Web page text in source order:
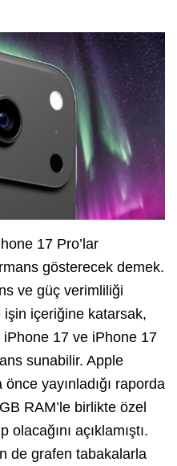
17 Pro’lar
gösterecek demek.
ve güç verimliliği
içeriğine katarsak,
iPhone 17 ve iPhone 17
sunabilir. Apple
yayınladığı raporda
RAM’le birlikte özel
açıklamıştı.
de grafen tabakalarla